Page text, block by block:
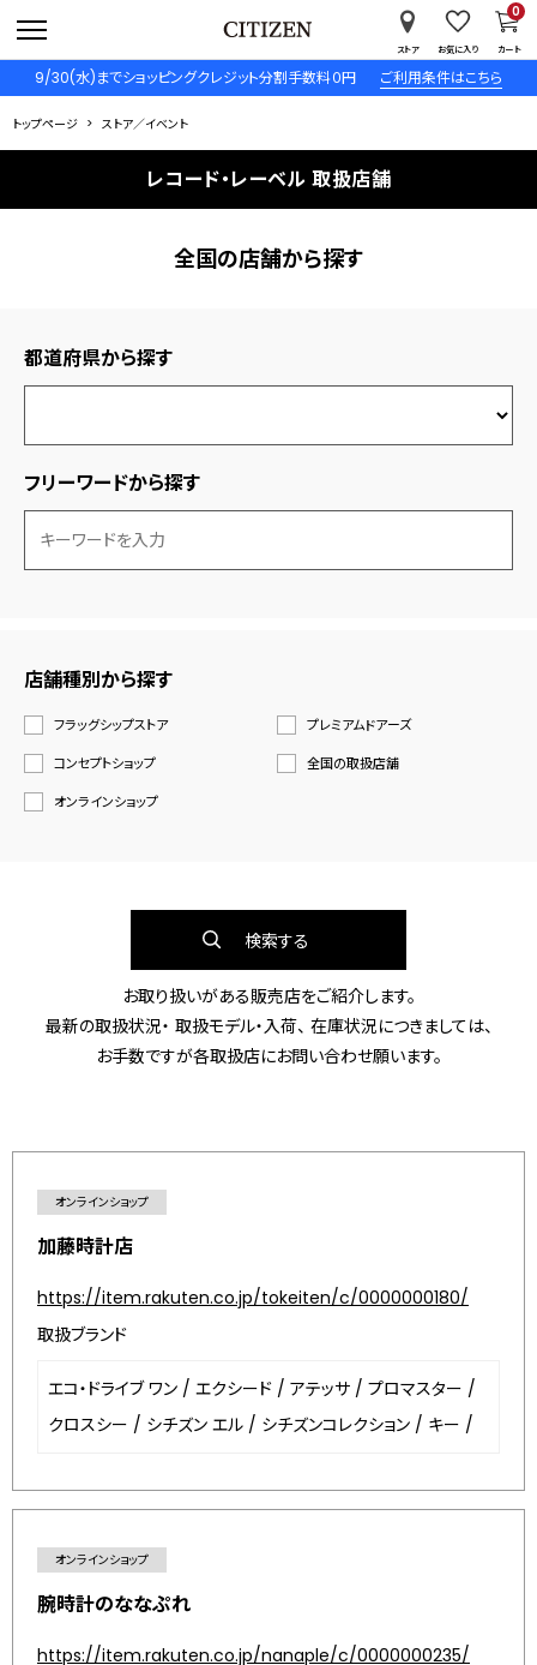
9/30(水)までショッピングクレジット分割手数料０円 ご利用条件はこちら
ストア お気に入り カート
0
トップページ ストア／イベント
レコード・レーベル 取扱店舗
全国の店舗から探す
都道府県から探す
フリーワードから探す
店舗種別から探す
フラッグシップストア
プレミアムドアーズ
コンセプトショップ
全国の取扱店舗
オンラインショップ
検索する
お取り扱いがある販売店をご紹介します。
最新の取扱状況・ 取扱モデル・入荷、 在庫状況につきましては、
お手数ですが各取扱店にお問い合わせ願います。
オンラインショップ
加藤時計店
https://item.rakuten.co.jp/tokeiten/c/0000000180/
取扱ブランド
エコ・ドライブ ワン / エクシード / アテッサ / プロマスター /
クロスシー / シチズン エル / シチズンコレクション / キー /
オンラインショップ
腕時計のななぷれ
https://item.rakuten.co.jp/nanaple/c/0000000235/